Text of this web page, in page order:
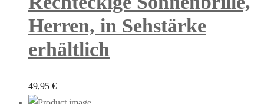
Herren, in Sehstärke
erhältlich
49,95 €